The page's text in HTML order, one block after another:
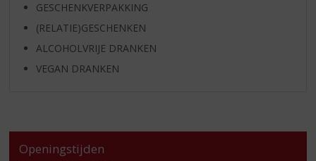
GESCHENKVERPAKKING
(RELATIE)GESCHENKEN
ALCOHOLVRIJE DRANKEN
VEGAN DRANKEN
Openingstijden